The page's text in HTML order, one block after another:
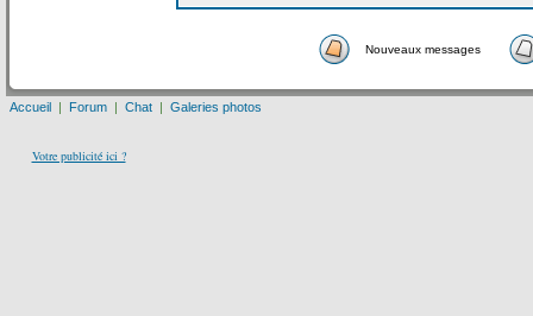
Nouveaux messages
Accueil | Forum | Chat | Galeries photos
Votre publicité ici ?